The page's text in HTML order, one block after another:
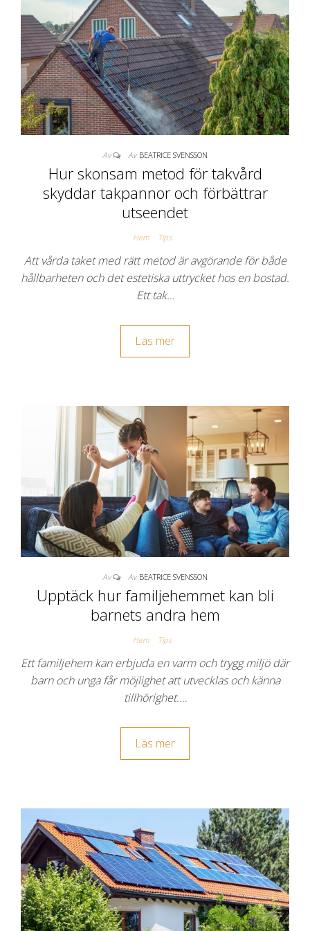
Av Av BEATRICE SVENSSON
Hur skonsam metod för takvård
skyddar takpannor och förbättrar
utseendet
Hem Tips
Att vårda taket med rätt metod är avgörande för både
hållbarheten och det estetiska uttrycket hos en bostad.
Ett tak…
Läs mer
Av Av BEATRICE SVENSSON
Upptäck hur familjehemmet kan bli
barnets andra hem
Hem Tips
Ett familjehem kan erbjuda en varm och trygg miljö där
barn och unga får möjlighet att utvecklas och känna
tillhörighet.…
Läs mer